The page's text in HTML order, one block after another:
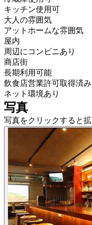
キッチン使用可
大人の雰囲気
アットホームな雰囲気
屋内
周辺にコンビニあり
商店街
長期利用可能
飲食店営業許可取得済み
ネット環境あり
写真
写真をクリックすると